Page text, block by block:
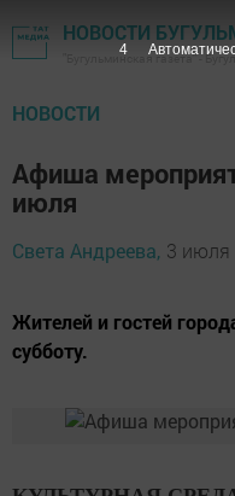
НОВОСТИ
"Бугульминская газета" -
НОВОСТИ
Афиша
июля
Света Андреева, 3 июля
Жителей и гостей
субботу.
3